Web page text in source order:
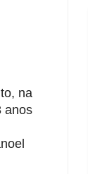
na
anos